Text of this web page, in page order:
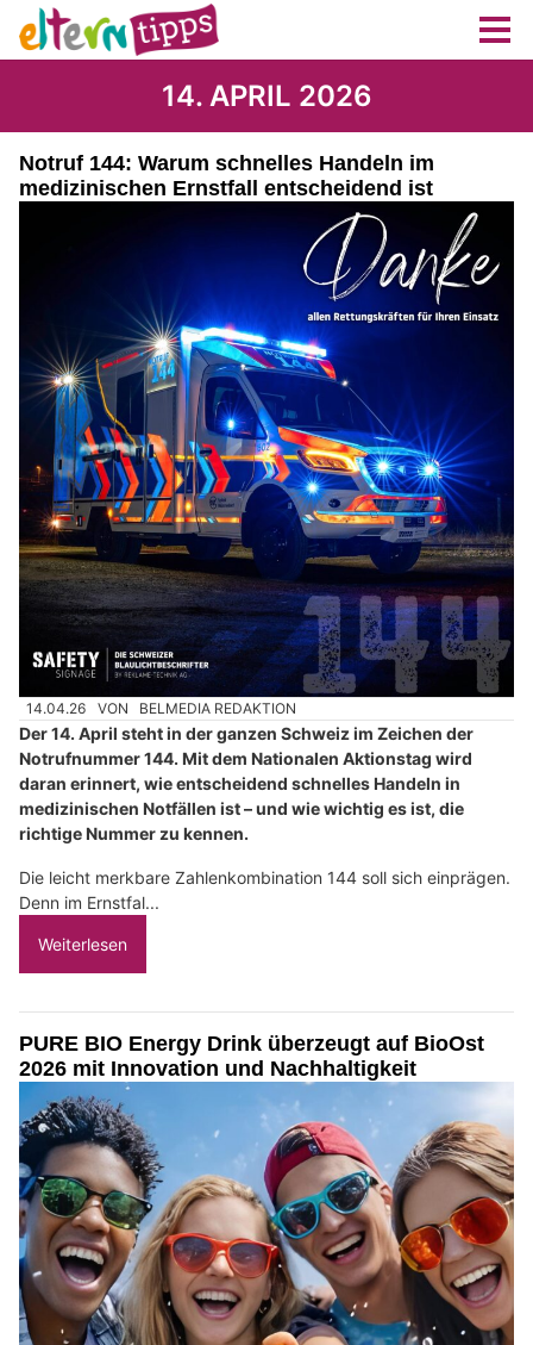
14. APRIL 2026
Notruf 144: Warum schnelles Handeln im
medizinischen Ernstfall entscheidend ist
14.04.26 VON BELMEDIA REDAKTION
Der 14. April steht in der ganzen Schweiz im Zeichen der
Notrufnummer 144. Mit dem Nationalen Aktionstag wird
daran erinnert, wie entscheidend schnelles Handeln in
medizinischen Notfällen ist – und wie wichtig es ist, die
richtige Nummer zu kennen.
Die leicht merkbare Zahlenkombination 144 soll sich einprägen.
Denn im Ernstfal...
Weiterlesen
PURE BIO Energy Drink überzeugt auf BioOst
2026 mit Innovation und Nachhaltigkeit